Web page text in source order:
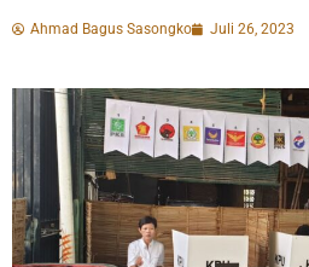
Ahmad Bagus Sasongko Juli 26, 2023